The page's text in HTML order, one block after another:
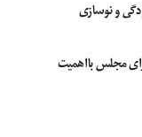
و نوسازی
مجلس بااهمیت